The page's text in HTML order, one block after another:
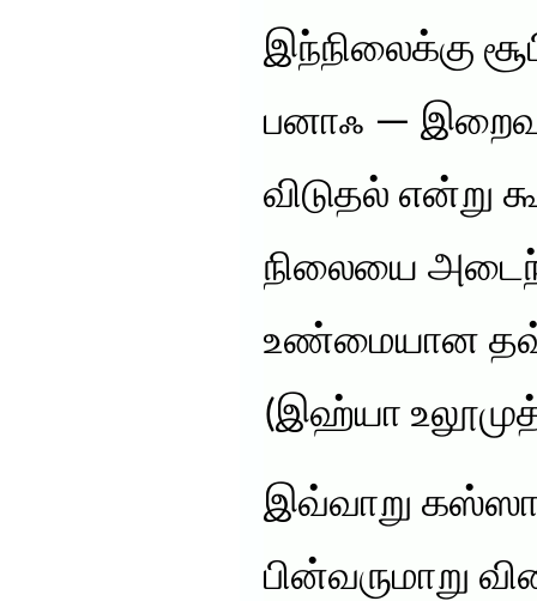
இந்நிலைக்கு
பனாஃ —
விடுதல் என்று
நிலையை
உண்மையான
(இஹ்யா
இவ்வாறு
பின்வருமாறு